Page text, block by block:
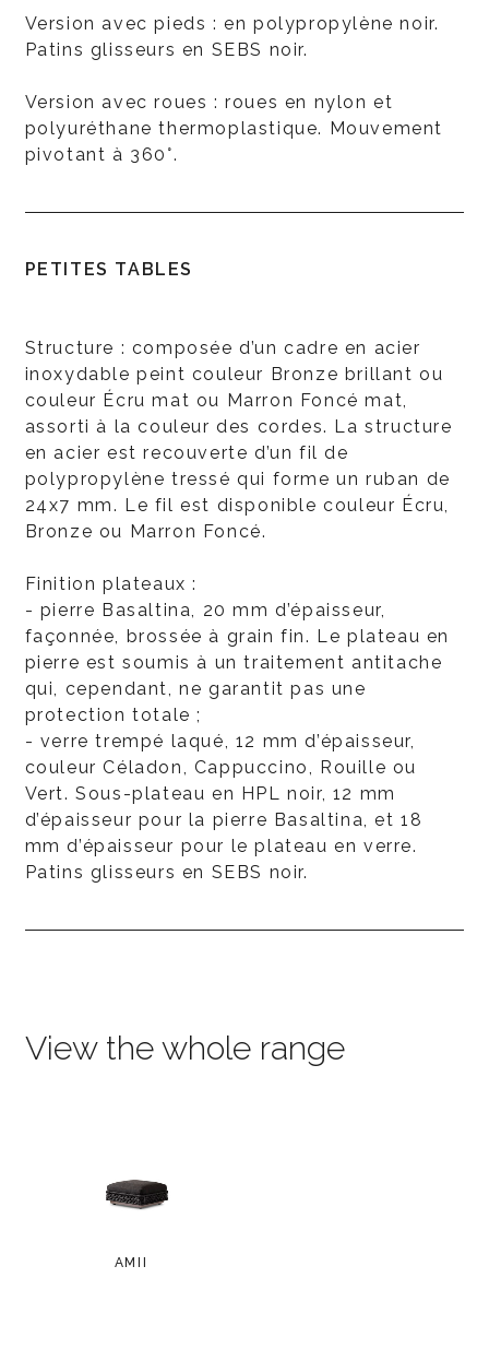
Version avec pieds : en polypropylène noir.
Patins glisseurs en SEBS noir.
Version avec roues : roues en nylon et
polyuréthane thermoplastique. Mouvement
pivotant à 360°.
PETITES TABLES
Structure : composée d’un cadre en acier
inoxydable peint couleur Bronze brillant ou
couleur Écru mat ou Marron Foncé mat,
assorti à la couleur des cordes. La structure
en acier est recouverte d’un fil de
polypropylène tressé qui forme un ruban de
24x7 mm. Le fil est disponible couleur Écru,
Bronze ou Marron Foncé.
Finition plateaux :
- pierre Basaltina, 20 mm d’épaisseur,
façonnée, brossée à grain fin. Le plateau en
pierre est soumis à un traitement antitache
qui, cependant, ne garantit pas une
protection totale ;
- verre trempé laqué, 12 mm d’épaisseur,
couleur Céladon, Cappuccino, Rouille ou
Vert. Sous-plateau en HPL noir, 12 mm
d’épaisseur pour la pierre Basaltina, et 18
mm d’épaisseur pour le plateau en verre.
Patins glisseurs en SEBS noir.
View the whole range
AMII